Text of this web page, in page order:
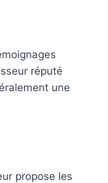
réputé
une
propose les